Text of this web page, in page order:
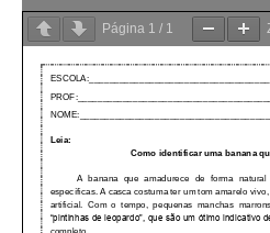
Página 1 / 1